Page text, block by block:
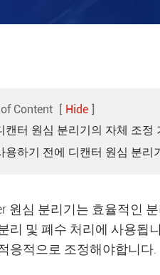
Content [ Hide ]
캔터 원심 분리기의 자체 조정
용하기 전에 디캔터 원심 분리
원심 분리기는 효율적인
리 및 폐수 처리에 사용됩
응적으로 조정해야합니다.